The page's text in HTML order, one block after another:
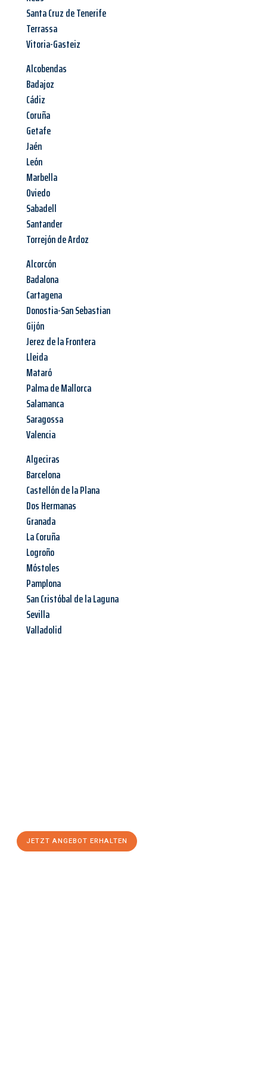
Santa Cruz de Tenerife
Terrassa
Vitoria-Gasteiz
Alcobendas
Badajoz
Cádiz
Coruña
Getafe
Jaén
León
Marbella
Oviedo
Sabadell
Santander
Torrejón de Ardoz
Alcorcón
Badalona
Cartagena
Donostia-San Sebastian
Gijón
Jerez de la Frontera
Lleida
Mataró
Palma de Mallorca
Salamanca
Saragossa
Valencia
Algeciras
Barcelona
Castellón de la Plana
Dos Hermanas
Granada
La Coruña
Logroño
Móstoles
Pamplona
San Cristóbal de la Laguna
Sevilla
Valladolid
JETZT ANGEBOT ERHALTEN